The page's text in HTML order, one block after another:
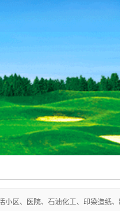
小区、医院、石油化工、印染造纸